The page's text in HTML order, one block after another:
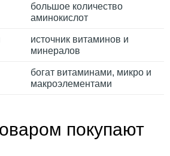
большое количество
аминокислот
источник витаминов и
минералов
богат витаминами, микро и
макроэлементами
покупают